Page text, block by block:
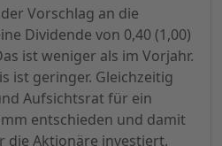
Vorschlag an die
Dividende von 0,40 (1,00)
ist weniger als im Vorjahr.
ist geringer. Gleichzeitig
Aufsichtsrat für ein
entschieden und damit
die Aktionäre investiert.